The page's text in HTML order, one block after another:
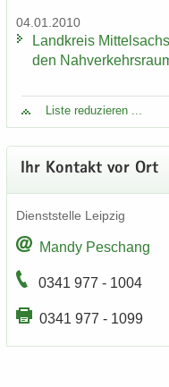
04.01.2010
Land­kreis
den
Liste re­du­zie­ren ...
Ihr Kon­takt vor Ort
Dienst­stel­le Leip­zig
Mandy Peschang
0341 977 - 1004
0341 977 - 1099